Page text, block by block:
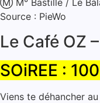
Ⓜ️ M° Bastille / Le
Source : PieWo
Le Café OZ
SOiREE :
Viens te déhancher